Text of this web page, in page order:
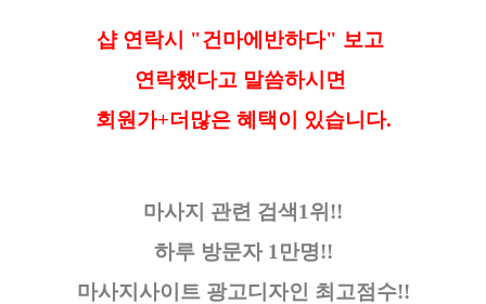
샵 연락시 "건마에반하다" 보고
연락했다고 말씀하시면
회원가+더많은 혜택이 있습니다.
마사지 관련 검색1위!!
하루 방문자 1만명!!
마사지사이트 광고디자인 최고점수!!